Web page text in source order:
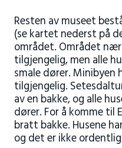
Resten av museet
(se kartet nederst på
området. Området
tilgjengelig, men alle
smale dører. Minibyen
tilgjengelig.
av en bakke, og alle
dører. For å komme til
bratt bakke. Husene
og det er ikke